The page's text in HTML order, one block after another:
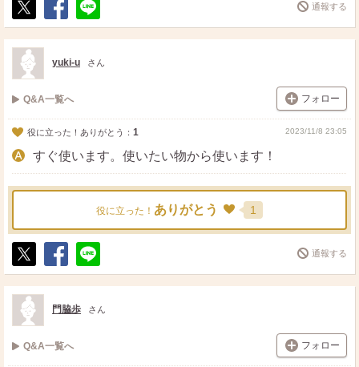
ポ
ス
ト
シ
ェ
送
る
通報する
yuki-u さん
Q&A一覧へ フォロー
役に立った！ありがとう： 1 2023/11/8 23:05
すぐ使います。使いたい物から使います！
役に立った！ ありがとう 1
ポ
ス
ト
シ
ェ
送
る
通報する
門脇歩 さん
Q&A一覧へ フォロー